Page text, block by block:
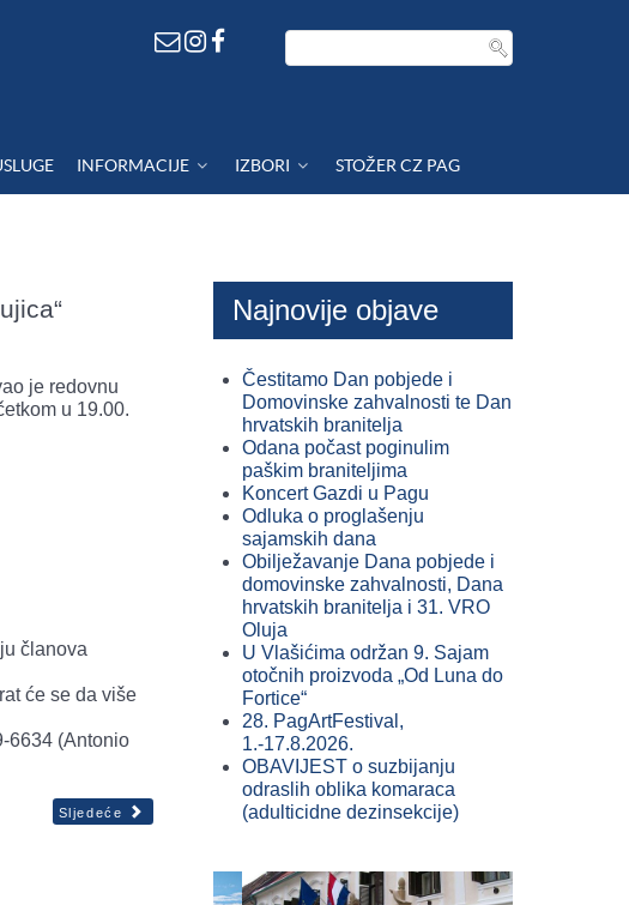
INFORMACIJE IZBORI STOŽER CZ PAG
je redovnu
u 19.00.
članova
će se da više
6634 (Antonio
Sljedeće
Najnovije objave
Čestitamo Dan pobjede i
Domovinske zahvalnosti te Dan
hrvatskih branitelja
Odana počast poginulim
paškim braniteljima
Koncert Gazdi u Pagu
Odluka o proglašenju
sajamskih dana
Obilježavanje Dana pobjede i
domovinske zahvalnosti, Dana
hrvatskih branitelja i 31. VRO
Oluja
U Vlašićima održan 9. Sajam
otočnih proizvoda „Od Luna do
Fortice“
28. PagArtFestival,
1.-17.8.2026.
OBAVIJEST o suzbijanju
odraslih oblika komaraca
(adulticidne dezinsekcije)